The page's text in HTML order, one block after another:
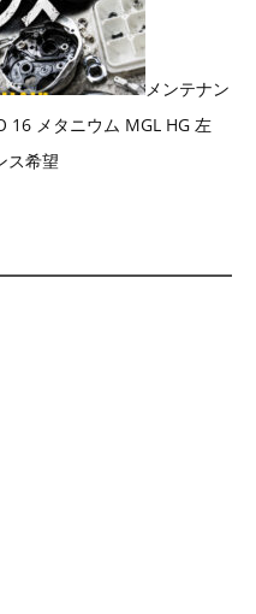
メンテナン
16 メタニウム MGL HG 左
ス希望